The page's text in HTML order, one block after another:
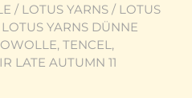
/ LOTUS YARNS / LOTUS
YARNS DÜNNE
TENCEL,
LATE AUTUMN 11